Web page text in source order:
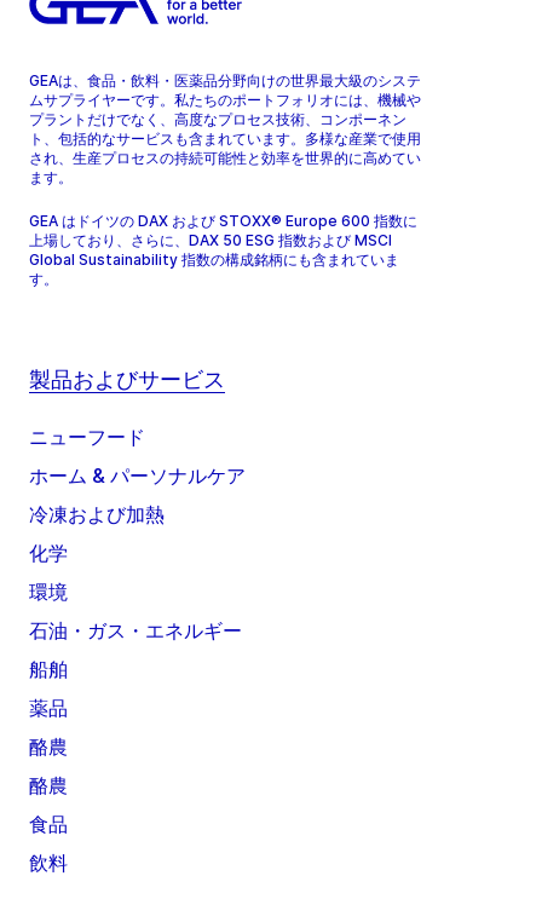
GEAは、食品・飲料・医薬品分野向けの世界最大級のシステ
ムサプライヤーです。私たちのポートフォリオには、機械や
プラントだけでなく、高度なプロセス技術、コンポーネン
ト、包括的なサービスも含まれています。多様な産業で使用
され、生産プロセスの持続可能性と効率を世界的に高めてい
ます。
GEA はドイツの DAX および STOXX® Europe 600 指数に
上場しており、さらに、DAX 50 ESG 指数および MSCI
Global Sustainability 指数の構成銘柄にも含まれていま
す。
製品およびサービス
ニューフード
ホーム & パーソナルケア
冷凍および加熱
化学
環境
石油・ガス・エネルギー
船舶
薬品
酪農
酪農
食品
飲料